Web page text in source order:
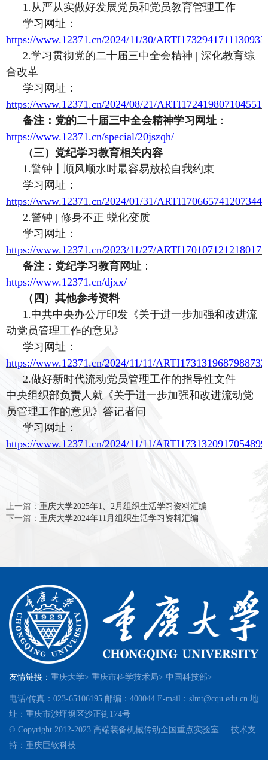
1.从严从实做好发展党员和党员教育管理工作
学习网址：
https://www.12371.cn/2024/11/30/
2.学习贯彻党的二十届三中全会精神 | 深化教育综
合改革
学习网址：
https://www.12371.cn/2024/08/21/
备注：党的二十届三中全会精神学习网址 ：
https://www.12371.cn/special/20jszqh/
（三）党纪学习教育相关内容
1.警钟丨顺风顺水时最容易放松自我约束
学习网址：
https://www.12371.cn/2024/01/31/
2.警钟 | 修身不正 蜕化变质
学习网址：
https://www.12371.cn/2023/11/27/
备注：党纪学习教育网址 ：
https://www.12371.cn/djxx/
（四）其他参考资料
1.中共中央办公厅印发《关于进一步加强和改进流
动党员管理工作的意见》
学习网址：
https://www.12371.cn/2024/11/11/
2.做好新时代流动党员管理工作的指导性文件——
中央组织部负责人就《关于进一步加强和改进流动党
员管理工作的意见》答记者问
学习网址：
https://www.12371.cn/2024/11/11/
上一篇： 重庆大学2025年1、2月组织生活学习资料汇编
下一篇： 重庆大学2024年11月组织生活学习资料汇编
友情链接： 重庆大学> 重庆市科学技术局> 中国科技部>
电话/传真：023-65106195 邮编：400044 E-mail：slmt@cqu.edu.cn 地
址：重庆市沙坪坝区沙正街174号
© Copyright 2012-2023 高端装备机械传动全国重点实验室 技术支
持： 重庆巨软科技